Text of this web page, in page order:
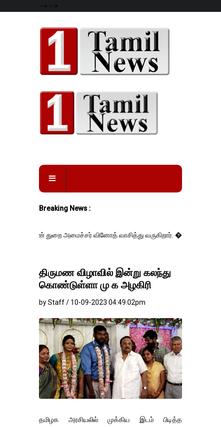
--> -->
Breaking News :
அமைச்சர் வினோத் வாசித்து வருகிறார். �.
திருமண விழாவில் இன்று கலந்து
கொண்டுள்ளா மு க அழகிரி
by Staff / 10-09-2023 04:49:02pm
தமிழக அரசியலில் முக்கிய இடம் பிடித்த